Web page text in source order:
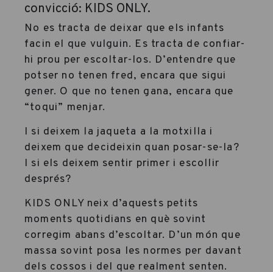
convicció: KIDS ONLY.
No es tracta de deixar que els infants
facin el que vulguin. Es tracta de confiar-
hi prou per escoltar-los. D’entendre que
potser no tenen fred, encara que sigui
gener. O que no tenen gana, encara que
“toqui” menjar.
I si deixem la jaqueta a la motxilla i
deixem que decideixin quan posar-se-la?
I si els deixem sentir primer i escollir
després?
KIDS ONLY neix d’aquests petits
moments quotidians en què sovint
corregim abans d’escoltar. D’un món que
massa sovint posa les normes per davant
dels cossos i del que realment senten.